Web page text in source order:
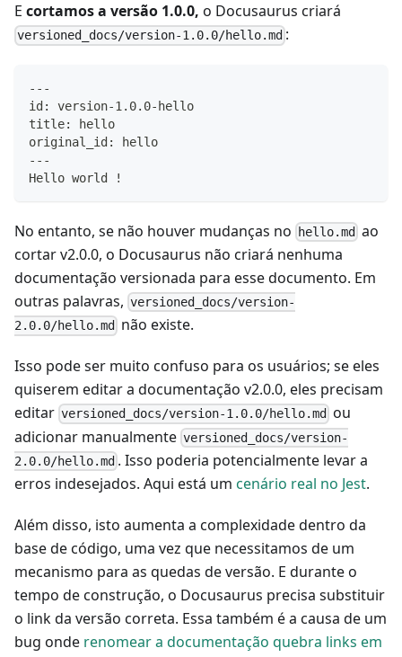
E cortamos a versão 1.0.0, o Docusaurus criará
versioned_docs/version-1.0.0/hello.md :
---
id: version-1.0.0-hello
title: hello
original_id: hello
---
Hello world !
No entanto, se não houver mudanças no hello.md ao
cortar v2.0.0, o Docusaurus não criará nenhuma
documentação versionada para esse documento. Em
outras palavras, versioned_docs/version-
2.0.0/hello.md
não existe.
Isso pode ser muito confuso para os usuários; se eles
quiserem editar a documentação v2.0.0, eles precisam
editar versioned_docs/version-1.0.0/hello.md ou
adicionar manualmente versioned_docs/version-
2.0.0/hello.md . Isso poderia potencialmente levar a
erros indesejados. Aqui está um cenário real no Jest.
Além disso, isto aumenta a complexidade dentro da
base de código, uma vez que necessitamos de um
mecanismo para as quedas de versão. E durante o
tempo de construção, o Docusaurus precisa substituir
o link da versão correta. Essa também é a causa de um
bug onde renomear a documentação quebra links em